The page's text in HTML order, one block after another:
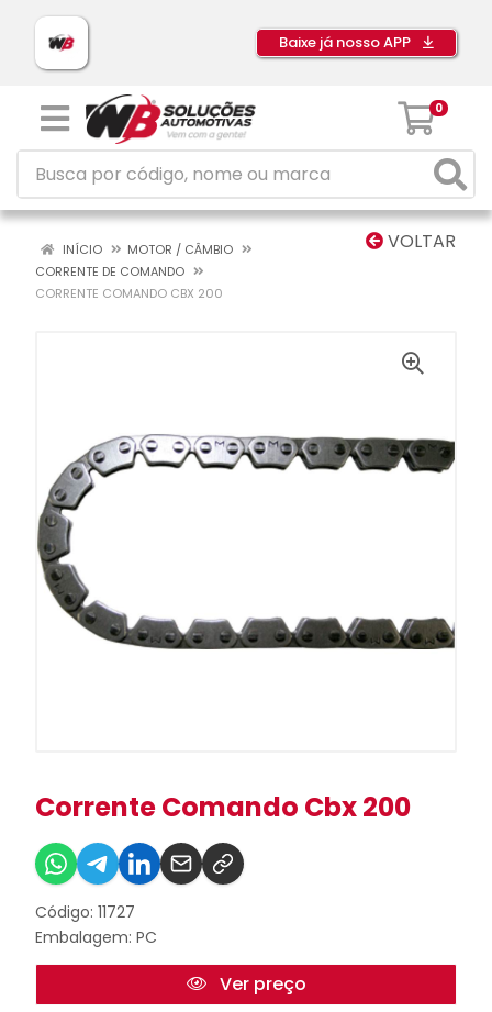
Baixe já nosso APP
0
VOLTAR
INÍCIO
MOTOR / CÂMBIO
CORRENTE DE COMANDO
CORRENTE COMANDO CBX 200
Corrente Comando Cbx 200
Código: 11727
Embalagem: PC
Ver preço